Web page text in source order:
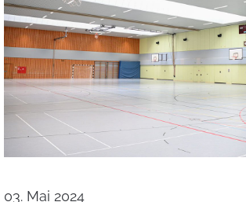
03. Mai 2024